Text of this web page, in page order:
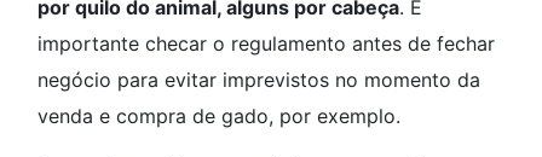
por quilo do animal, alguns por cabeça. É
importante checar o regulamento antes de fechar
negócio para evitar imprevistos no momento da
venda e compra de gado, por exemplo.